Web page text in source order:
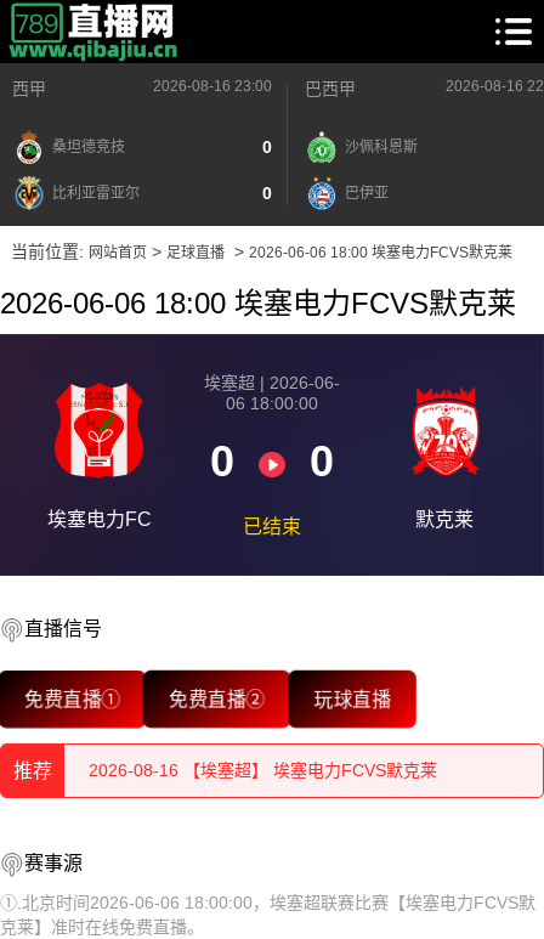
西甲 2026-08-16 23:00
桑坦德竞技 0
比利亚雷亚尔 0
巴西甲 2026-08-16
沙佩科恩斯
巴伊亚
当前位置: 网站首页> 足球直播> 2026-06-06 18:00 埃塞电力FCVS默克莱
2026-06-06 18:00 埃塞电力FCVS默克莱
埃塞电力FC
埃塞超 | 2026-06-
06 18:00:00
0 0
已结束 默克莱
直播信号
免费直播① 免费直播② 玩球直播
推荐
2026-08-16 【埃塞超】 埃塞电力FCVS默克莱
2026-08-16 【埃塞超】 埃塞电力FCVS默克莱
2026-08-16 【埃塞超】 埃塞电力FCVS默克莱
2026-08-16 【埃塞超】 埃塞电力FCVS默克莱
2026-08-16 【埃塞超】 埃塞电力FCVS默克莱
赛事源
①.北京时间2026-06-06 18:00:00，埃塞超联赛比赛【埃塞电力FCVS默
克莱】准时在线免费直播。